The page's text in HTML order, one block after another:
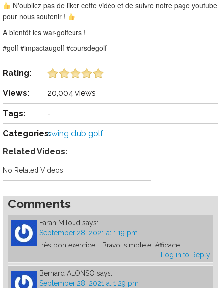
N'oubliez pas de liker cette vidéo et de suivre notre page youtube
pour nous soutenir !
A bientôt les war-golfeurs !
#golf #impactaugolf #coursdegolf
Rating:
Views: 20,004 views
Tags: -
Categories:swing club golf
Related Videos:
No Related Videos
Comments
Farah Miloud says:
September 28, 2021 at 1:19 pm
très bon exercice…. Bravo, simple et éfficace
Log in to Reply
Bernard ALONSO says:
September 28, 2021 at 1:29 pm